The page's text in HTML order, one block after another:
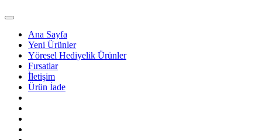
Ana Sayfa
Yeni Ürünler
Yöresel Hediyelik Ürünler
Fırsatlar
İletişim
Ürün İade